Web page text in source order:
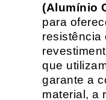
(Alumínio
para
resistência
que
garante a
material, a